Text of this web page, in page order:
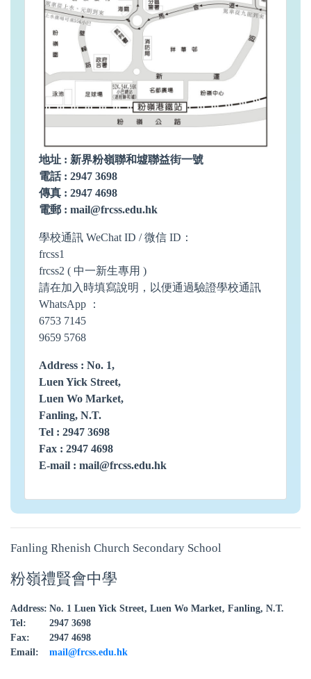
地址 : 新界粉嶺聯和墟聯益街一號
電話 : 2947 3698
傳真 : 2947 4698
電郵 : mail@frcss.edu.hk
學校通訊 WeChat ID / 微信 ID：
frcss1
frcss2 ( 中一新生專用 )
請在加入時填寫說明，以便通過驗證學校通訊
WhatsApp ：
6753 7145
9659 5768
Address : No. 1,
Luen Yick Street,
Luen Wo Market,
Fanling, N.T.
Tel : 2947 3698
Fax : 2947 4698
E-mail : mail@frcss.edu.hk
Fanling Rhenish Church Secondary School
粉嶺禮賢會中學
Address: No. 1 Luen Yick Street, Luen Wo Market, Fanling, N.T.
Tel:
2947 3698
Fax:
2947 4698
Email:
mail@frcss.edu.hk